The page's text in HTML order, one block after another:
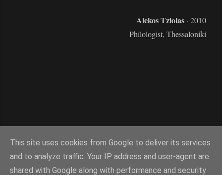
Alekos Tziolas · 2010
Philologist, Thessaloniki
This site uses cookies from Google to deliver its services
and to analyze traffic. Your IP address and user-agent are
shared with Google along with performance and security